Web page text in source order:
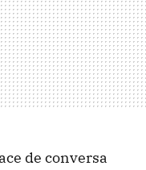
de conversa